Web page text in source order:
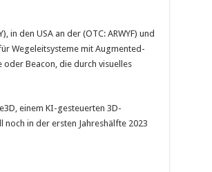
in den USA an der (OTC: ARWYF) und
Wegeleitsysteme mit Augmented-
Beacon, die durch visuelles
einem KI-gesteuerten 3D-
in der ersten Jahreshälfte 2023